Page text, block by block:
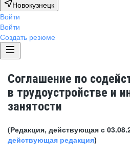
Новокузнецк
Войти
Войти
Создать резюме
Соглашение по
в трудоустройстве и
занятости
(Редакция, действующая с
действующая редакция)